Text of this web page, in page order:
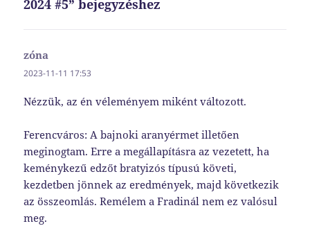
2024 #5” bejegyzéshez
zóna
2023-11-11 17:53
Nézzük, az én véleményem miként változott.
Ferencváros: A bajnoki aranyérmet illetően
meginogtam. Erre a megállapításra az vezetett, ha
keménykezű edzőt bratyizós típusú követi,
kezdetben jönnek az eredmények, majd következik
az összeomlás. Remélem a Fradinál nem ez valósul
meg.